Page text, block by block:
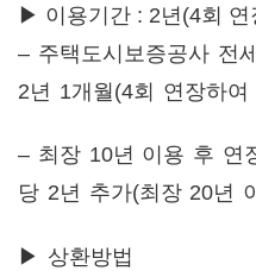
▶ 이용기간 : 2년(4회 연
– 주택도시보증공사 전
2년 1개월(4회 연장하
– 최장 10년 이용 후 연
당 2년 추가(최장 20년
▶ 상환방법